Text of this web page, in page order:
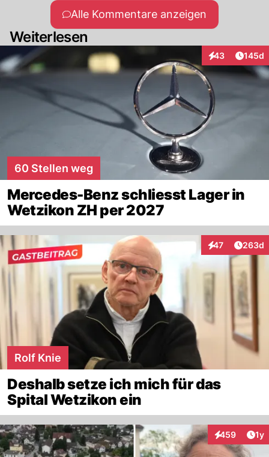
Alle Kommentare anzeigen
Weiterlesen
43
Interaktionen
145d
60 Stellen weg
Mercedes-Benz schliesst Lager in
Wetzikon ZH per 2027
47
Interaktionen
263d
Rolf Knie
Deshalb setze ich mich für das
Spital Wetzikon ein
459
Interaktionen
1y